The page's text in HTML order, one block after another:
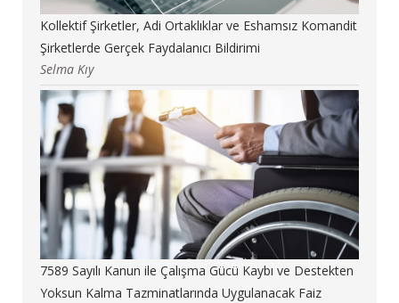
Kollektif Şirketler, Adi Ortaklıklar ve Eshamsız Komandit
Şirketlerde Gerçek Faydalanıcı Bildirimi
Selma Kıy
7589 Sayılı Kanun ile Çalışma Gücü Kaybı ve Destekten
Yoksun Kalma Tazminatlarında Uygulanacak Faiz